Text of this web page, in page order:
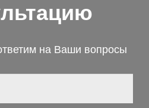
на Ваши вопросы